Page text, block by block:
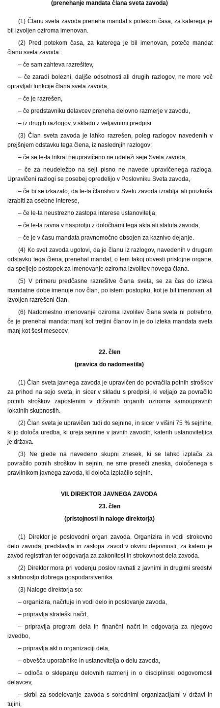
(prenehanje mandata člana sveta zavoda)
(1) Članu sveta zavoda preneha mandat s potekom časa, za katerega je
bil izvoljen oziroma imenovan.
(2) Pred potekom časa, za katerega je bil imenovan, poteče mandat
članu sveta zavoda:
– če sam zahteva razrešitev,
– če zaradi bolezni, daljše odsotnosti ali drugih razlogov, ne more več
opravljati funkcije člana sveta zavoda,
– če je razrešen,
– če predstavniku delavcev preneha delovno razmerje v zavodu,
– iz drugih razlogov, v skladu z veljavnimi predpisi.
(3) Član sveta zavoda je lahko razrešen, poleg razlogov navedenih v
prejšnjem odstavku tega člena, iz naslednjih razlogov:
– če se le-ta trikrat neupravičeno ne udeleži seje Sveta zavoda,
– če za neudeležbo na seji pisno ne navede upravičenega razloga.
Upravičeni razlogi se posebej opredelijo v Poslovniku Sveta zavoda,
– če bi se izkazalo, da le-ta članstvo v Svetu zavoda izrablja ali poizkuša
izrabiti za osebne interese,
– če le-ta neustrezno zastopa interese ustanovitelja,
– če le-ta ravna v nasprotju z določbami tega akta ali statuta zavoda,
– če je v času mandata pravnomočno obsojen za kaznivo dejanje.
(4) Ko svet zavoda ugotovi, da je članu iz razlogov, navedenih v drugem
odstavku tega člena, prenehal mandat, o tem takoj obvesti pristojne organe,
da speljejo postopek za imenovanje oziroma izvolitev novega člana.
(5) V primeru predčasne razrešitve člana sveta, se za čas do izteka
mandatne dobe imenuje nov član, po istem postopku, kot je bil imenovan ali
izvoljen razrešeni član.
(6) Nadomestno imenovanje oziroma izvolitev člana sveta ni potrebno,
če je prenehal mandat manj kot tretjini članov in je do izteka mandata sveta
manj kot šest mesecev.
22. člen
(pravica do nadomestila)
(1) Član sveta javnega zavoda je upravičen do povračila potnih stroškov
za prihod na sejo sveta, in sicer v skladu s predpisi, ki veljajo za povračilo
potnih stroškov zaposlenim v državnih organih oziroma samoupravnih
lokalnih skupnostih.
(2) Član sveta je upravičen tudi do sejnine, in sicer v višini 75 % sejnine,
ki jo določa uredba, ki ureja sejnine v javnih zavodih, katerih ustanoviteljica
je država.
(3) Ne glede na navedeno skupni znesek, ki se lahko izplača za
povračilo potnih stroškov in sejnin, ne sme preseči zneska, določenega s
pravilnikom javnega zavoda, ki določa izplačilo sejnin.
VII. DIREKTOR JAVNEGA ZAVODA
23. člen
(pristojnosti in naloge direktorja)
(1) Direktor je poslovodni organ zavoda. Organizira in vodi strokovno
delo zavoda, predstavlja in zastopa zavod v okviru dejavnosti, za katero je
zavod registriran ter odgovarja za zakonitost in strokovnost dela zavoda.
(2) Direktor mora pri vodenju poslov ravnati z javnimi in drugimi sredstvi
s skrbnostjo dobrega gospodarstvenika.
(3) Naloge direktorja so:
– organizira, načrtuje in vodi delo in poslovanje zavoda,
– pripravlja strateški načrt,
– pripravlja program dela in finančni načrt in odgovarja za njegovo
izvedbo,
– pripravlja akt o organizaciji dela,
– obvešča uporabnike in ustanovitelja o delu zavoda,
– odloča o sklepanju delovnih razmerij in o disciplinski odgovornosti
delavcev,
– skrbi za sodelovanje zavoda s sorodnimi organizacijami v državi in
tujini,